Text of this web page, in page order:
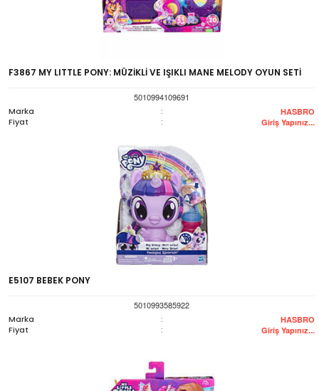
F3867 MY LITTLE PONY: MÜZİKLİ VE IŞIKLI MANE MELODY OYUN SETİ
5010994109691
Marka
: HASBRO
Fiyat : Giriş Yapınız...
E5107 BEBEK PONY
5010993585922
Marka
: HASBRO
Fiyat : Giriş Yapınız...